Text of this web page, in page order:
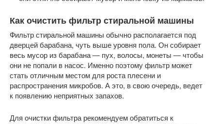
Как очистить фильтр стиральной машины
Фильтр стиральной машины обычно располагается под
дверцей барабана, чуть выше уровня пола. Он собирает
весь мусор из барабана — пух, волосы, монеты — чтобы
они не попали в насос. Именно поэтому фильтр может
стать отличным местом для роста плесени и
распространения микробов. А это, в свою очередь, ведет
к появлению неприятных запахов.
Для очистки фильтра рекомендуем обратиться к